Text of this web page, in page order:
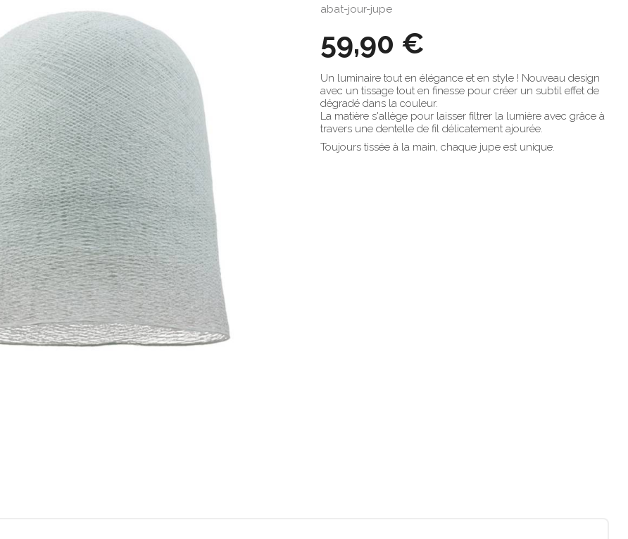
abat-jour-jupe
59,90 €
Un luminaire tout en élégance et en style ! Nouveau design
avec un tissage tout en finesse pour créer un subtil effet de
dégradé dans la couleur.
La matière s'allège pour laisser filtrer la lumière avec grâce à
travers une dentelle de fil délicatement ajourée.
Toujours tissée à la main, chaque jupe est unique.